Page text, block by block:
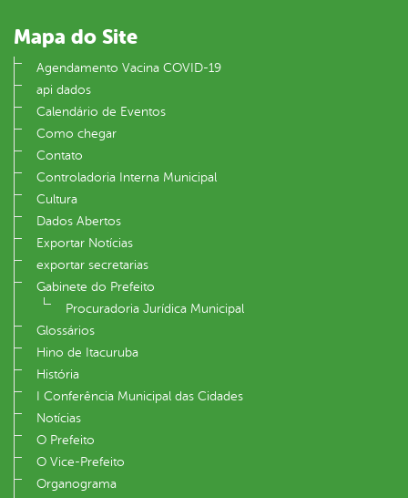
Mapa do Site
Agendamento Vacina COVID-19
api dados
Calendário de Eventos
Como chegar
Contato
Controladoria Interna Municipal
Cultura
Dados Abertos
Exportar Notícias
exportar secretarias
Gabinete do Prefeito
Procuradoria Jurídica Municipal
Glossários
Hino de Itacuruba
História
I Conferência Municipal das Cidades
Notícias
O Prefeito
O Vice-Prefeito
Organograma